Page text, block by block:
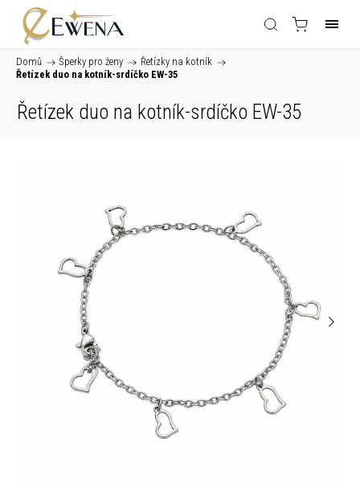
Domů / Šperky pro ženy / Řetízky na kotník /
Řetízek duo na kotník-srdíčko EW-35
Řetízek duo na kotník-srdíčko EW-35